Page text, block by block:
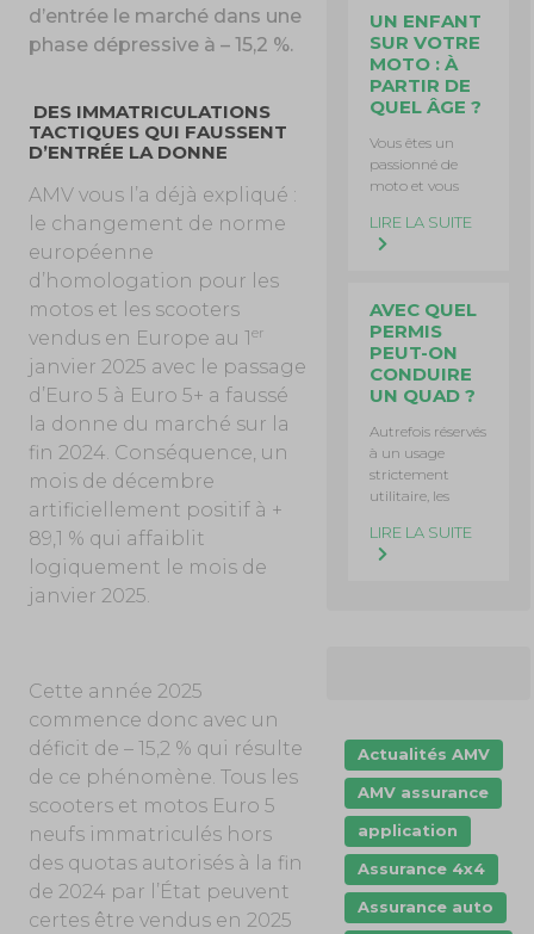
d’entrée le marché dans une
phase dépressive à – 15,2 %.
DES IMMATRICULATIONS
TACTIQUES QUI FAUSSENT
D’ENTRÉE LA DONNE
AMV vous l’a déjà expliqué :
le changement de norme
européenne
d’homologation pour les
motos et les scooters
vendus en Europe au 1er
janvier 2025 avec le passage
d’Euro 5 à Euro 5+ a faussé
la donne du marché sur la
fin 2024. Conséquence, un
mois de décembre
artificiellement positif à +
89,1 % qui affaiblit
logiquement le mois de
janvier 2025.
Cette année 2025
commence donc avec un
déficit de – 15,2 % qui résulte
de ce phénomène. Tous les
scooters et motos Euro 5
neufs immatriculés hors
des quotas autorisés à la fin
de 2024 par l’État peuvent
certes être vendus en 2025
UN ENFANT
SUR VOTRE
MOTO : À
PARTIR DE
QUEL ÂGE ?
Vous êtes un
passionné de
moto et vous
LIRE LA SUITE
AVEC QUEL
PERMIS
PEUT-ON
CONDUIRE
UN QUAD ?
Autrefois réservés
à un usage
strictement
utilitaire, les
LIRE LA SUITE
Actualités AMV
AMV assurance
application
Assurance 4x4
Assurance auto